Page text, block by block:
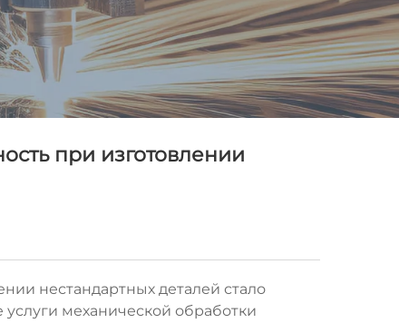
при изготовлении
нестандартных деталей стало
услуги механической обработки